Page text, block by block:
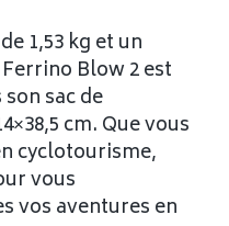
1,53 kg et un
Blow 2 est
sac de
cm. Que vous
cyclotourisme,
vous
vos aventures en